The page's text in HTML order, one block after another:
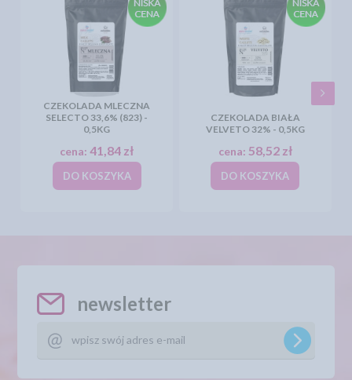
CZEKOLADA MLECZNA
SELECTO 33,6% (823) -
0,5KG
cena:41,84 zł
DO KOSZYKA
CZEKOLADA BIAŁA
VELVETO 32% - 0,5KG
cena: 58,52 zł
DO KOSZYKA
newsletter